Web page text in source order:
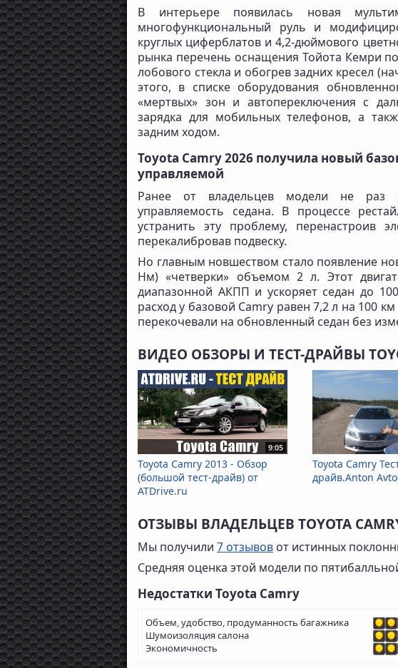
В интерьере появилась новая
многофункциональный руль и
круглых циферблатов и 4,2-дюймового
рынка перечень оснащения Тойота Кемри
лобового стекла и обогрев задних кресел
этого, в списке оборудования
«мертвых» зон и автопереключения с
зарядка для мобильных телефонов, а
задним ходом.
Toyota Camry 2026 получила новый
управляемой
Ранее от владельцев модели не раз
управляемость седана. В процессе
устранить эту проблему, перенастроив
перекалибровав подвеску.
Но главным новшеством стало появление
Нм) «четверки» объемом 2 л. Этот
диапазонной АКПП и ускоряет седан до
расход у базовой Camry равен 7,2 л на 100
перекочевали на обновленный седан без
ВИДЕО ОБЗОРЫ И ТЕСТ-ДРАЙВЫ
9:05
Toyota Camry 2013 - Обзор
(большой тест-драйв) от
ATDrive.ru
Toyota Camry
драйв.Anton
ОТЗЫВЫ ВЛАДЕЛЬЦЕВ TOYOTA
Мы получили 7 отзывов от истинных
Средняя оценка этой модели по
Недостатки Toyota Camry
Объем, удобство, продуманность багажника
Шумоизоляция салона
Экономичность